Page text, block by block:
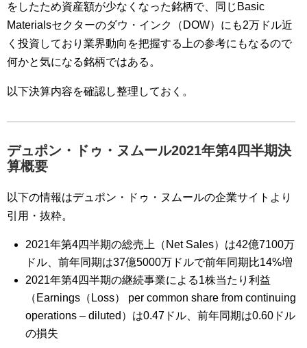
をしたため資産額が少なくなった銘柄で、同じBasic
Materialsセクターのダウ・インク（DOW）にも2万ドル近
く投資しており業界動向を把握する上の参考にもなるので
何かと気になる銘柄ではある。
以下決算内容を確認し整理しておく。
デュポン・ドゥ・ヌムール2021年第4四半期決
算概要
以下の情報はデュポン・ドゥ・ヌムールの企業サイトより
引用・抜粋。
2021年第4四半期の総売上（Net Sales）は42億7100万
ドル、前年同期は37億5000万ドルで前年同期比14%増
2021年第4四半期の継続事業による1株当たり利益
（Earnings（Loss） per common share from continuing
operations – diluted）は0.47ドル、前年同期は0.60ドル
の損失